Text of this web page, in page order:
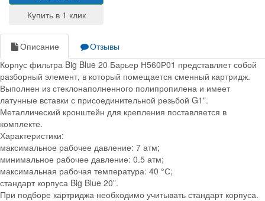
Описание
Отзывы
Корпус фильтра Big Blue 20 Барьер Н560Р01 представляет собой
разборный элемент, в который помещается сменный картридж.
Выполнен из стеклонаполненного полипропилена и имеет
латунные вставки с присоединительной резьбой G1".
Металлический кронштейн для крепления поставляется в
комплекте.
Характеристики:
максимальное рабочее давление: 7 атм;
минимальное рабочее давление: 0.5 атм;
максимальная рабочая температура: 40 °С;
стандарт корпуса Big Blue 20”.
При подборе картриджа необходимо учитывать стандарт корпуса.